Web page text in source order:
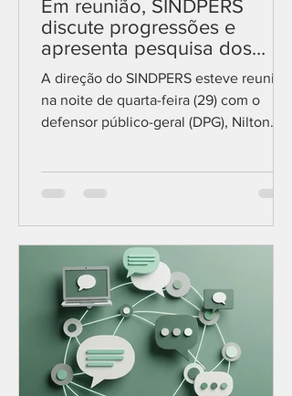
Em reunião, SINDPERS
discute progressões e
apresenta pesquisa dos
servidores à Administração
A direção do SINDPERS esteve reunida
na noite de quarta-feira (29) com o
defensor público-geral (DPG), Nilton
para tratar das principais pautas da
— entre elas, progressões,
produtividade e plano de carreira.
Participaram da reunião o coordenador-
geral, Anderson Kegler; a coordenadora
de Assuntos Políticos, Valquíria
Zorzanello; e a coordenadora de
Assuntos Estratégicos,